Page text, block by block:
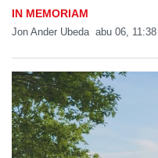
IN MEMORIAM
Jon Ander Ubeda abu 06, 11:38